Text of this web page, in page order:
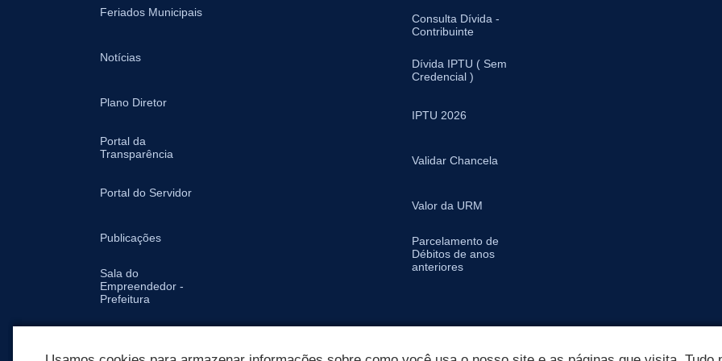
Feriados Municipais
Notícias
Plano Diretor
Portal da
Transparência
Portal do Servidor
Publicações
Sala do
Empreendedor -
Prefeitura
Consulta Dívida -
Contribuinte
Dívida IPTU ( Sem
Credencial )
IPTU 2026
Validar Chancela
Valor da URM
Parcelamento de
Débitos de anos
anteriores